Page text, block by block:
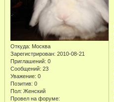
Откуда: Москва
Зарегистрирован: 2010-08-21
Приглашений: 0
Сообщений: 23
Уважение: 0
Позитив: 0
Пол: Женский
Провел на форуме: